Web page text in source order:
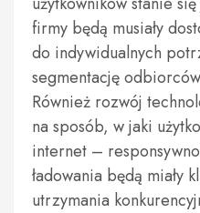
firmy będą musiały
do indywidualnych
segmentację
Również rozwój
na sposób, w jaki
internet –
ładowania będą miały
utrzymania